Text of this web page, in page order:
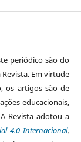
periódico são do
Em virtude
os artigos são de
educacionais,
Revista adotou a
4.0 Internacional.